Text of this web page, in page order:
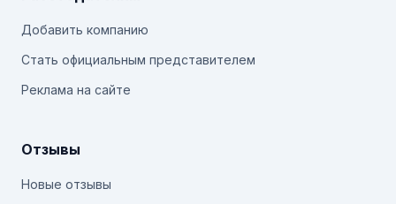
Добавить компанию
Стать официальным представителем
Реклама на сайте
Отзывы
Новые отзывы